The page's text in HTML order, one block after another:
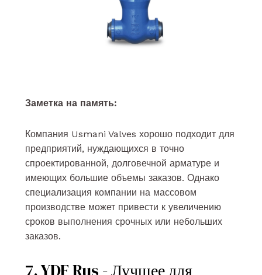
Заметка на память:
Компания Usmani Valves хорошо подходит для
предприятий, нуждающихся в точно
спроектированной, долговечной арматуре и
имеющих большие объемы заказов. Однако
специализация компании на массовом
производстве может привести к увеличению
сроков выполнения срочных или небольших
заказов.
7. YDF Rus - Лучшее для